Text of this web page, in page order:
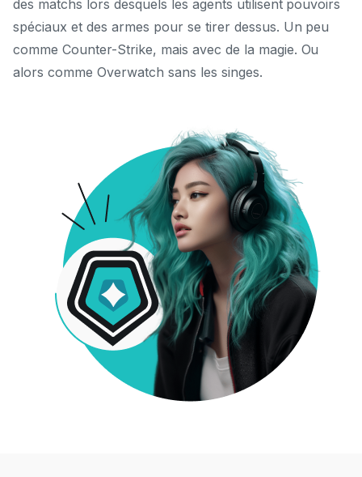
des matchs lors desquels les agents utilisent pouvoirs
spéciaux et des armes pour se tirer dessus. Un peu
comme Counter-Strike, mais avec de la magie. Ou
alors comme Overwatch sans les singes.